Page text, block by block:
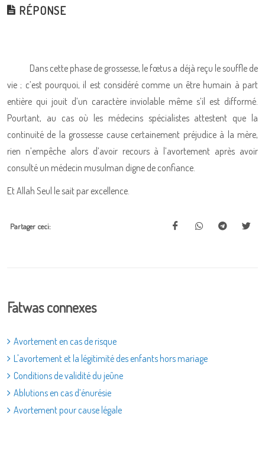
RÉPONSE
Dans cette phase de grossesse, le fœtus a déjà reçu le souffle de
vie ; c’est pourquoi, il est considéré comme un être humain à part
entière qui jouit d’un caractère inviolable même s’il est difformé.
Pourtant, au cas où les médecins spécialistes attestent que la
continuité de la grossesse cause certainement préjudice à la mère,
rien n’empêche alors d’avoir recours à l’avortement après avoir
consulté un médecin musulman digne de confiance.
Et Allah Seul le sait par excellence.
Partager ceci:
Fatwas connexes
Avortement en cas de risque
L'avortement et la légitimité des enfants hors mariage
Conditions de validité du jeûne
Ablutions en cas d’énurésie
Avortement pour cause légale